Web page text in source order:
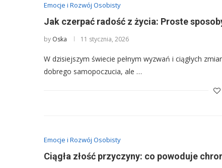
Emocje i Rozwój Osobisty
Jak czerpać radość z życia: Proste
by Oska 11 stycznia, 2026
W dzisiejszym świecie pełnym wyzwań i ciągłych
dobrego samopoczucia, ale …
Emocje i Rozwój Osobisty
Ciągła złość przyczyny: co powoduje